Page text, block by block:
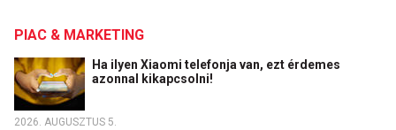
PIAC & MARKETING
Ha ilyen Xiaomi telefonja van, ezt érdemes
azonnal kikapcsolni!
2026. AUGUSZTUS 5.